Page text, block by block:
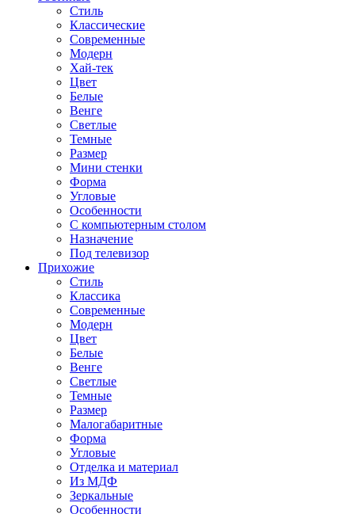
Стиль
Классические
Современные
Модерн
Хай-тек
Цвет
Белые
Венге
Светлые
Темные
Размер
Мини стенки
Форма
Угловые
Особенности
С компьютерным столом
Назначение
Под телевизор
Прихожие
Стиль
Классика
Современные
Модерн
Цвет
Белые
Венге
Светлые
Темные
Размер
Малогабаритные
Форма
Угловые
Отделка и материал
Из МДФ
Зеркальные
Особенности